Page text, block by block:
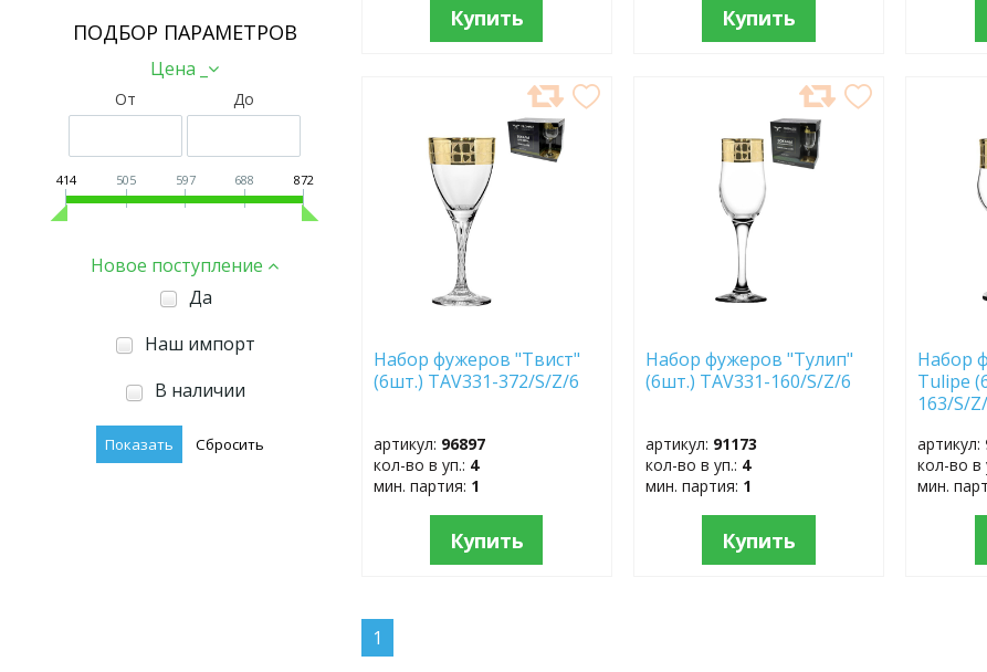
ПОДБОР ПАРАМЕТРОВ
Цена _
От До
414 505 597 688 872
Новое поступление
Да
Наш импорт
В наличии
Купить Купить
ИЗБРАННОЕ
Набор фужеров "Твист"
(6шт.) TAV331-372/S/Z/6
артикул: 96897
кол-во в уп.: 4
мин. партия: 1
Купить
ИЗБРАННОЕ
Набор фужеров "Тулип"
(6шт.) TAV331-160/S/Z/6
артикул: 91173
кол-во в уп.: 4
мин. партия: 1
Купить
Набор
Tulipe
163/S/
артикул:
кол-во в
мин.
1